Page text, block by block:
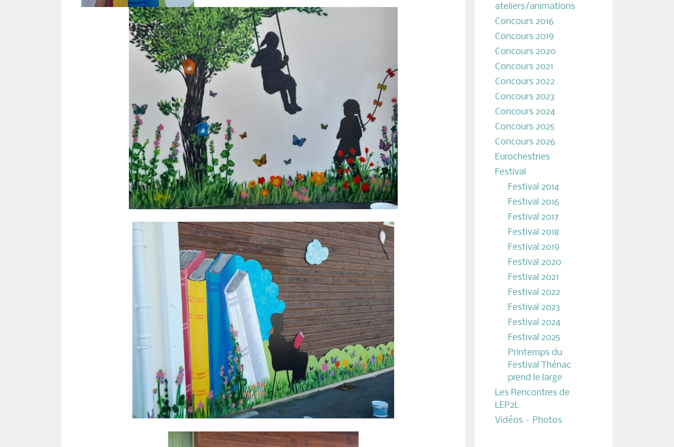
ateliers/animations
Concours 2016
Concours 2019
Concours 2020
Concours 2021
Concours 2022
Concours 2023
Concours 2024
Concours 2025
Concours 2026
Eurochestries
Festival
Festival 2014
Festival 2016
Festival 2017
Festival 2018
Festival 2019
Festival 2020
Festival 2021
Festival 2022
Festival 2023
Festival 2024
Festival 2025
Printemps du
Festival Thénac
prend le large
Les Rencontres de
LEP2L
Vidéos – Photos